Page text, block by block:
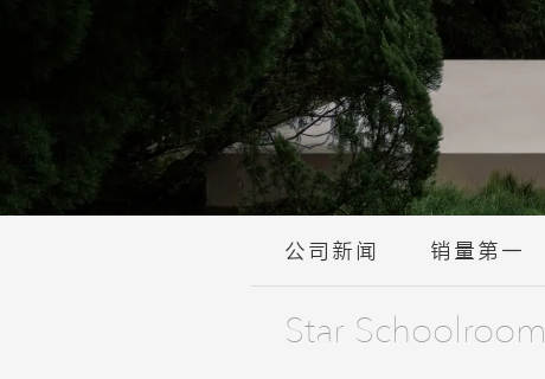
公司新闻 销量第一
Star Schoolroom